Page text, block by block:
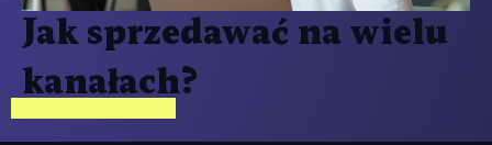
Jak sprzedawać na wielu
kanałach?